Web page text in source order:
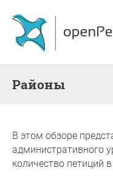
Районы
В этом обзоре
административного
количество петиций